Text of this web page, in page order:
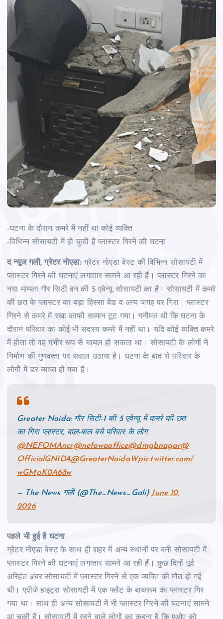
-घटना के दौरान कमरे में नहीं था कोई व्‍यक्ति
-विभिन्‍न सोसायटी में हो चुकी है प्‍लास्‍टर गिरने की घटना
द न्‍यूज गली, ग्रेटर नोएडा:ग्रेटर नोएडा वेस्‍ट की विभिन्‍न सोसायटी में
प्‍लास्‍टर गिरने की घटनाएं लगातार सामने आ रही हैं। प्‍लास्‍टर गिरने का
नया मामला गौर सिटी वन की 5 एवेन्‍यू सोसायटी का है। सोसायटी में कमरे
की छत के प्‍लास्‍टर का बड़ा हिस्‍सा बेड व अन्‍य जगह पर गिरा। प्‍लास्‍टर
गिरने से कमरे में रखा काफी सामान टूट गया। गनीमत थी कि घटना के
दौरान परिवार का कोई भी सदस्‍य कमरे में नहीं था। यदि कोई व्‍यक्ति कमरे
में होता तो वह गंभीर रूप से घायल हो सकता था। सोसायटी के लोगों ने
निर्माण की गुणवत्‍ता पर सवाल उठाया है। घटना के बाद से परिवार के
लोगों में डर व्‍याप्‍त हो गया है।
Greater Noida: गौर सिटी-1 की 5 एवेन्‍यू में कमरे की छत
का गिरा प्‍लास्‍टर, बाल-बाल बचे परिवार के लोग
@NEFOMAncr@nefowaoffice@dmgbnagar@
OfficialGNIDA@GreaterNoidaWpic.twitter.com/
wGMpK0A68w
— The News गली (@The_News_Gali)June 10,
2026
पहले भी हुई है घटना
ग्रेटर नोएडा वेस्‍ट के साथ ही शहर में अन्‍य स्‍थानों पर बनी सोसायटी में
प्‍लास्‍टर गिरने की घटनाएं लगातार सामने आ रही हैं। कुछ दिनों पूर्व
अरिहंत अंबर सोसायटी में प्‍लास्‍टर गिरने से एक व्‍यक्ति की मौत हो गई
थी। एवीजे हाइट्स सोसायटी में एक फ्लैट के बाथरूम का प्‍लास्‍टर गिर
गया था। साथ ही अन्‍य सोसायटी में भी प्‍लास्‍टर गिरने की घटनाएं सामने